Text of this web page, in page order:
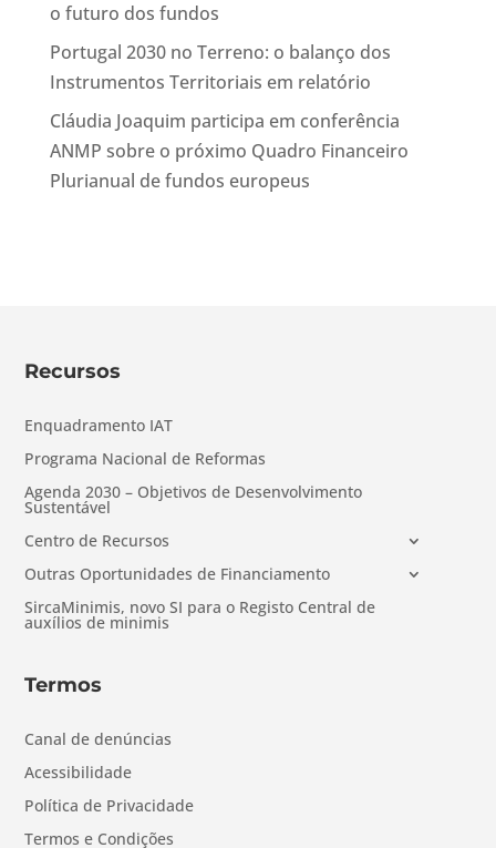
o futuro dos fundos
Portugal 2030 no Terreno: o balanço dos
Instrumentos Territoriais em relatório
Cláudia Joaquim participa em conferência
ANMP sobre o próximo Quadro Financeiro
Plurianual de fundos europeus
Recursos
Enquadramento IAT
Programa Nacional de Reformas
Agenda 2030 – Objetivos de Desenvolvimento
Sustentável
Centro de Recursos
Outras Oportunidades de Financiamento
SircaMinimis, novo SI para o Registo Central de
auxílios de minimis
Termos
Canal de denúncias
Acessibilidade
Política de Privacidade
Termos e Condições